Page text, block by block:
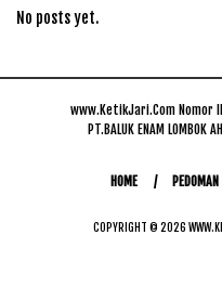
No posts yet.
www.KetikJari.Com Nomor
PT.BALUK ENAM LOMBOK
HOME
COPYRIGHT © 2026